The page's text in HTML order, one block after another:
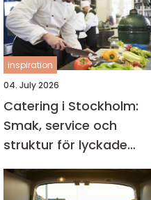
inspiration
04. July 2026
Catering i Stockholm:
Smak, service och
struktur för lyckade
evenemang